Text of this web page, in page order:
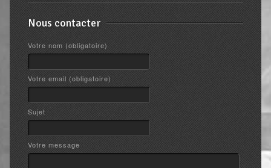
Nous contacter
Votre nom (obligatoire)
Votre email (obligatoire)
Sujet
Votre message